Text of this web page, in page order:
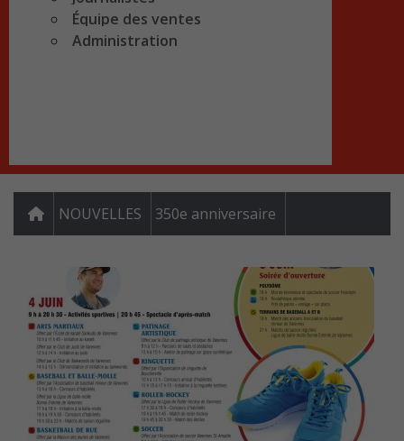
Équipe des ventes
Administration
NOUVELLES 350e anniversaire